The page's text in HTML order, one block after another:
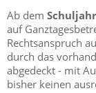
Ab dem
auf
Rechtsanspruch
durch das
abgedeckt - mit
bisher keinen